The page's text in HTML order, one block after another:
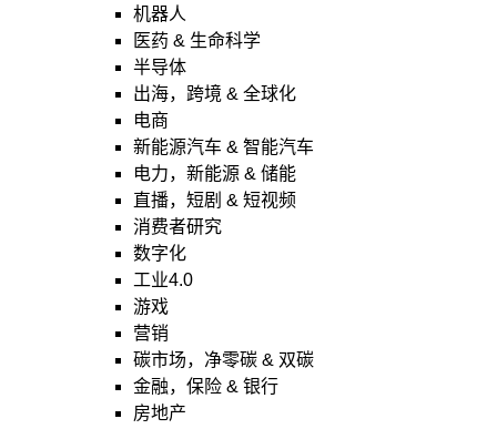
机器人
医药 & 生命科学
半导体
出海，跨境 & 全球化
电商
新能源汽车 & 智能汽车
电力，新能源 & 储能
直播，短剧 & 短视频
消费者研究
数字化
工业4.0
游戏
营销
碳市场，净零碳 & 双碳
金融，保险 & 银行
房地产